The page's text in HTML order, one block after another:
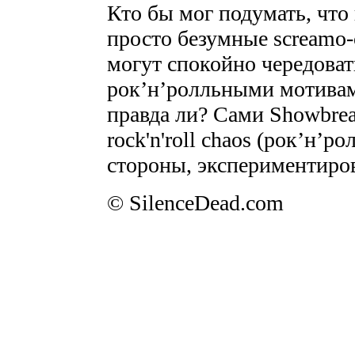
Кто бы мог подумать,
просто безумные
могут спокойно
рок’н’ролльными
правда ли? Сами
rock'n'roll chaos
стороны,
© SilenceDead.com